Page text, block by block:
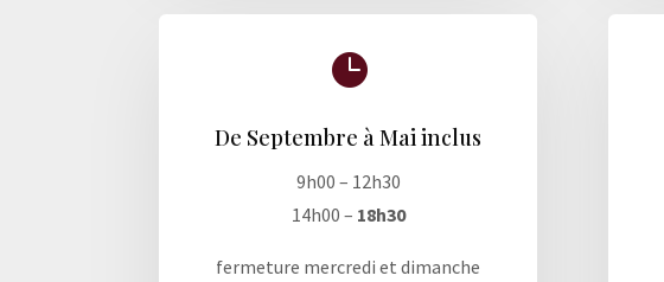

De Septembre à Mai inclus
9h00 – 12h30
14h00 – 18h30
fermeture mercredi et dimanche